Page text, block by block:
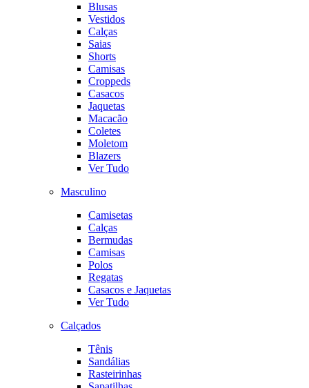
Blusas
Vestidos
Calças
Saias
Shorts
Camisas
Croppeds
Casacos
Jaquetas
Macacão
Coletes
Moletom
Blazers
Ver Tudo
Masculino
Camisetas
Calças
Bermudas
Camisas
Polos
Regatas
Casacos e Jaquetas
Ver Tudo
Calçados
Tênis
Sandálias
Rasteirinhas